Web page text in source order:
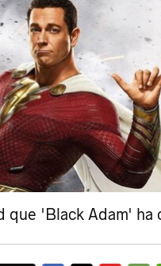
que 'Black Adam' ha